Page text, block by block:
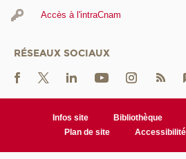
Accès à l'intraCnam
RÉSEAUX SOCIAUX
Infos site Bibliothèque
Plan de site